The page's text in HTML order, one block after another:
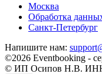
Москва
Обработка
Санкт-Петербург
Напишите нам:
©2026 Eventbooking -
© ИП Осипов Н.В.